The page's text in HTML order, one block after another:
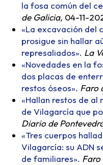
la fosa común del
de Galicia, 04-11-
«La excavación del
prosigue sin hallar
represaliados». La
«Novedades en la
dos placas de
restos óseos». Faro
«Hallan restos de al
de Vilagarcía que
Diario de
«Tres cuerpos
Vilagarcía: su ADN
de familiares». Faro